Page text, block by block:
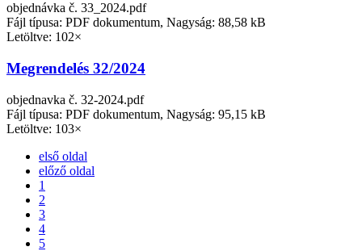
objednávka č. 33_2024.pdf
Fájl típusa: PDF dokumentum, Nagyság: 88,58 kB
Letöltve: 102×
Megrendelés 32/2024
objednavka č. 32-2024.pdf
Fájl típusa: PDF dokumentum, Nagyság: 95,15 kB
Letöltve: 103×
első oldal
előző oldal
1
2
3
4
5